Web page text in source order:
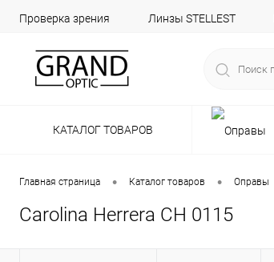
Проверка зрения Линзы STELLEST
КАТАЛОГ ТОВАРОВ
Главная страница • Каталог товаров • Оправы
Carolina Herrera CH 0115